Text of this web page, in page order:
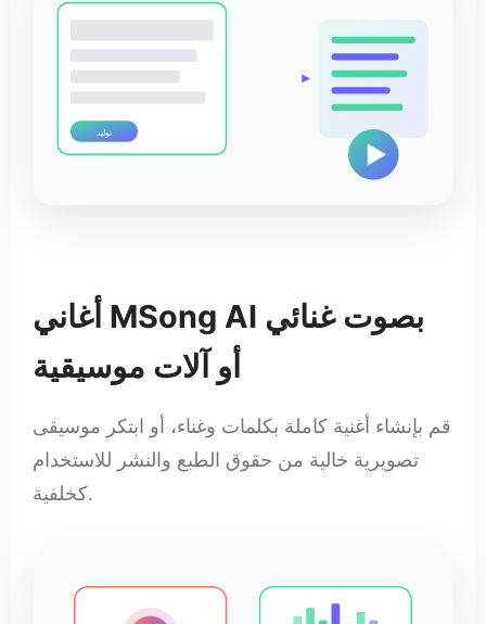
توليد
أغاني MSong AI بصوت غنائي
أو آلات موسيقية
قم بإنشاء أغنية كاملة بكلمات وغناء، أو ابتكر موسيقى
تصويرية خالية من حقوق الطبع والنشر للاستخدام
كخلفية.